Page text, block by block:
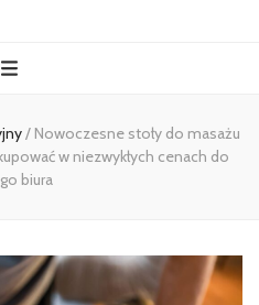
/ Nowoczesne stoły do masażu
w niezwykłych cenach do
biura